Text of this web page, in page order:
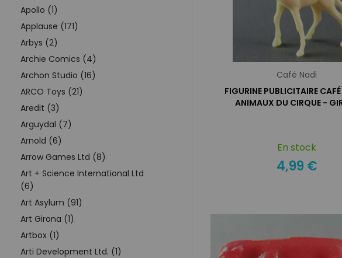
Apollo (1)
Applause (171)
Arbys (2)
Archie Comics (4)
Archon Studio (16)
ARCO Toys (21)
Aredit (3)
Arguydal (7)
Arnold (6)
Arrow Games Ltd (8)
Art + Science International Ltd
(6)
Art Asylum (91)
Art Girona (1)
Artbox (1)
Arti Development Ltd. (1)
Café Nadi
FIGURINE PUBLICITAIRE
ANIMAUX DU CIRQUE -
En stock
4,99 €